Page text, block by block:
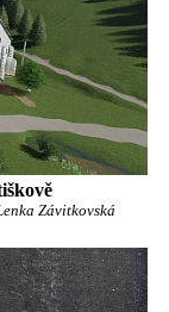
Závitkovská